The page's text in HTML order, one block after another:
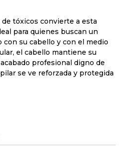
tóxicos convierte a esta
para quienes buscan un
su cabello y con el medio
el cabello mantiene su
profesional digno de
se ve reforzada y protegida